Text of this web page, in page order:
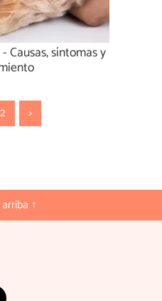
Causas, síntomas y
2 >
↑